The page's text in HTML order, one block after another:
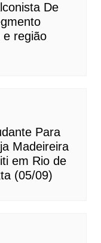
De
e região
Para
Madeireira
em Rio de
(05/09)